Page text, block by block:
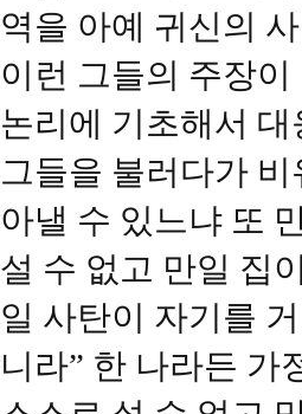
역을 아예 귀신의
이런 그들의 주장
논리에 기초해서
그들을 불러다가
아낼 수 있느냐 또
설 수 없고 만일 집
일 사탄이 자기를
니라” 한 나라든 가